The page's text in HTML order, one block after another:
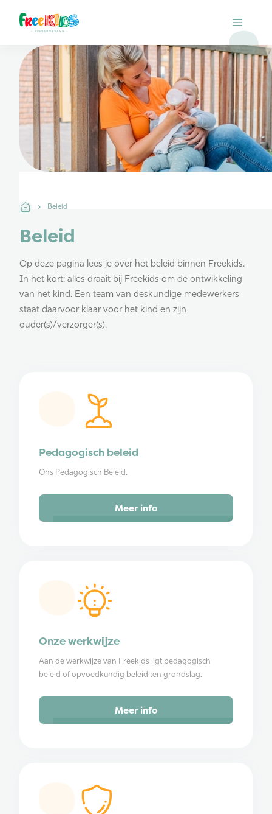
Beleid
Beleid
Op deze pagina lees je over het beleid binnen Freekids.
In het kort: alles draait bij Freekids om de ontwikkeling
van het kind. Een team van deskundige medewerkers
staat daarvoor klaar voor het kind en zijn
ouder(s)/verzorger(s).
Pedagogisch beleid
Ons Pedagogisch Beleid.
Meer info
Onze werkwijze
Aan de werkwijze van Freekids ligt pedagogisch
beleid of opvoedkundig beleid ten grondslag.
Meer info